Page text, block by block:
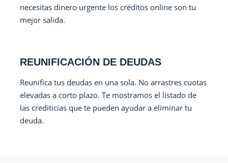
necesitas dinero urgente los créditos online son tu
mejor salida.
REUNIFICACIÓN DE DEUDAS
Reunifica tus deudas en una sola. No arrastres cuotas
elevadas a corto plazo. Te mostramos el listado de
las crediticias que te pueden ayudar a eliminar tu
deuda.